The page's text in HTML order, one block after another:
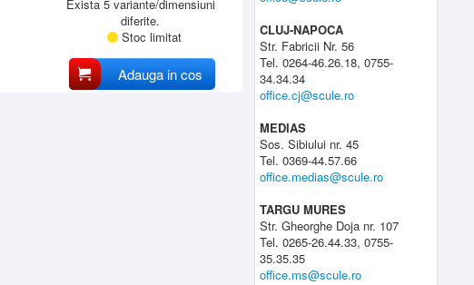
Exista 5 variante/dimensiuni
diferite.
Stoc limitat
Adauga in cos
CLUJ-NAPOCA
Str. Fabricii Nr. 56
Tel. 0264-46.26.18, 0755-
34.34.34
office.cj@scule.ro
MEDIAS
Sos. Sibiului nr. 45
Tel. 0369-44.57.66
office.medias@scule.ro
TARGU MURES
Str. Gheorghe Doja nr. 107
Tel. 0265-26.44.33, 0755-
35.35.35
office.ms@scule.ro